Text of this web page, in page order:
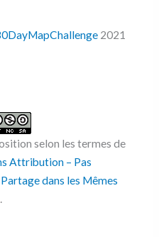
2021
selon les termes de
Attribution – Pas
dans les Mêmes
.